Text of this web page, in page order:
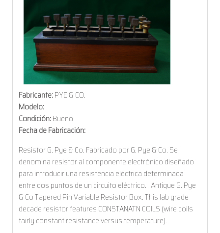
Fabricante:PYE & CO.
Modelo:
Condición:Bueno
Fecha de Fabricación:
Resistor G. Pye & Co. Fabricado por G. Pye & Co. Se
denomina resistor al componente electrónico diseñado
para introducir una resistencia eléctrica determinada
entre dos puntos de un circuito eléctrico. Antique G. Pye
& Co Tapered Pin Variable Resistor Box. This lab grade
decade resistor features CONSTANATN COILS (wire coils
fairly constant resistance versus temperature).